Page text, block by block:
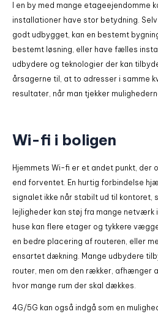
I en by med mange etageejendomme
installationer have stor betydning.
godt udbygget, kan en bestemt
bestemt løsning, eller have fælles
udbydere og teknologier der kan
årsagerne til, at to adresser i samme
resultater, når man tjekker
Wi-fi i boligen
Hjemmets Wi-fi er et andet punkt, der
end forventet. En hurtig forbindelse
signalet ikke når stabilt ud til kontoret,
lejligheder kan støj fra mange netværk
huse kan flere etager og tykkere
en bedre placering af routeren, eller
ensartet dækning. Mange udbydere
router, men om den rækker, afhænger
hvor mange rum der skal dækkes.
4G/5G kan også indgå som en